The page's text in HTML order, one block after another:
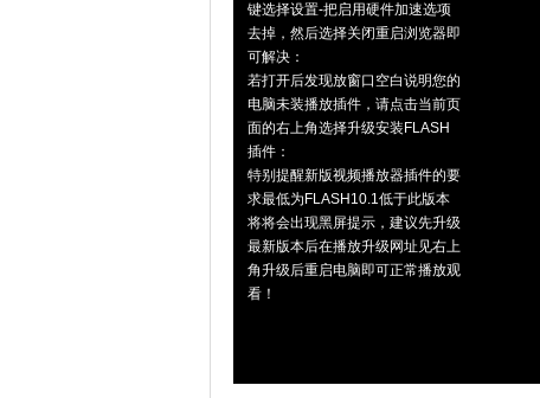
键选择设置-把启用硬件加速选项
去掉，然后选择关闭重启浏览器即
可解决：
若打开后发现放窗口空白说明您的
电脑未装播放插件，请点击当前页
面的右上角选择升级安装FLASH
插件：
特别提醒新版视频播放器插件的要
求最低为FLASH10.1低于此版本
将将会出现黑屏提示，建议先升级
最新版本后在播放升级网址见右上
角升级后重启电脑即可正常播放观
看！